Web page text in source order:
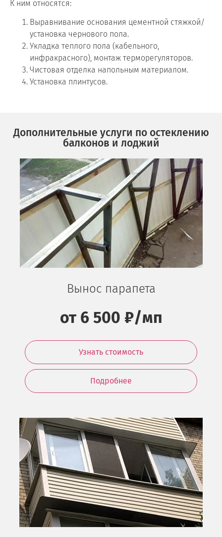
К ним относятся:
Выравнивание основания цементной стяжкой/
установка чернового пола.
Укладка теплого пола (кабельного,
инфракрасного), монтаж терморегуляторов.
Чистовая отделка напольным материалом.
Установка плинтусов.
Дополнительные услуги по остеклению
балконов и лоджий
Вынос парапета
от 6 500 ₽/мп
Узнать стоимость
Подробнее